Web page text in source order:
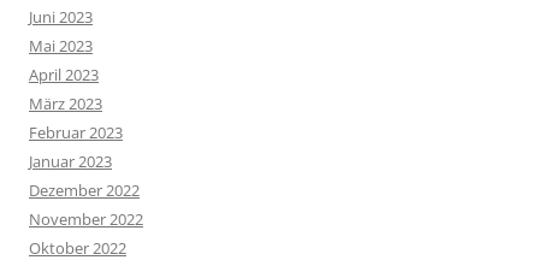
Juni 2023
Mai 2023
April 2023
März 2023
Februar 2023
Januar 2023
Dezember 2022
November 2022
Oktober 2022